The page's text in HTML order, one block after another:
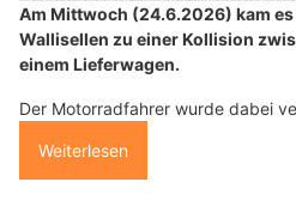
Am Mittwoch (24.6.2026) kam es
Wallisellen zu einer Kollision
einem Lieferwagen.
Der Motorradfahrer wurde dabei
Weiterlesen